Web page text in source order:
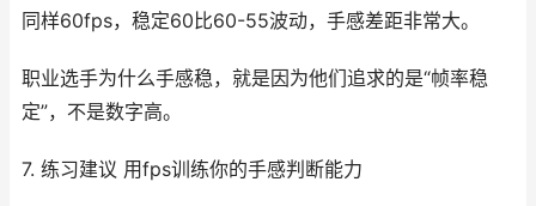
同样60fps，稳定60比60-55波动，手感差距非常大。
职业选手为什么手感稳，就是因为他们追求的是“帧率稳
定”，不是数字高。
7. 练习建议 用fps训练你的手感判断能力